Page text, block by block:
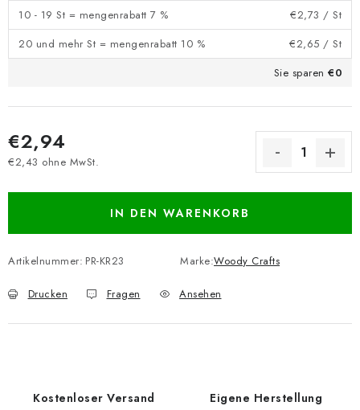
10 - 19 St = mengenrabatt 7 %
€2,73 / St
20 und mehr St = mengenrabatt 10 %
€2,65 / St
Sie sparen €0
€2,94
€2,43 ohne MwSt.
IN DEN WARENKORB
Artikelnummer: PR-KR23 Marke:Woody Crafts
Drucken Fragen Ansehen
Kostenloser Versand Eigene Herstellung